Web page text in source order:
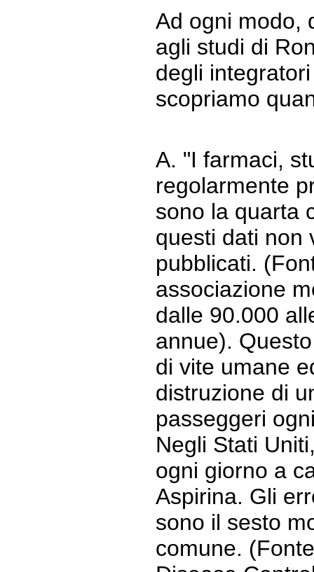
Ad ogni modo,
agli studi di
degli
scopriamo
A. "I farmaci,
regolarmente
sono la quarta
questi dati non
pubblicati.
associazione
dalle 90.000
annue).
di vite umane
distruzione di
passeggeri
Negli Stati
ogni giorno a
Aspirina. Gli
sono il sesto
comune.